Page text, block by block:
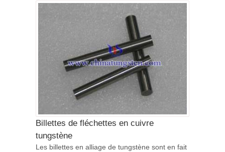
Billettes de fléchettes en cuivre
tungstène
Les billettes en alliage de tungstène sont en fait